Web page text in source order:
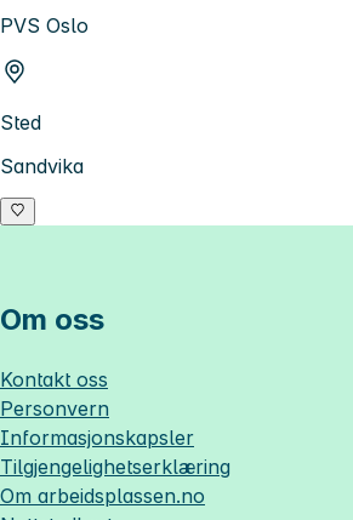
PVS Oslo
Sted
Sandvika
Om oss
Kontakt oss
Personvern
Informasjonskapsler
Tilgjengelighetserklæring
Om arbeidsplassen.no